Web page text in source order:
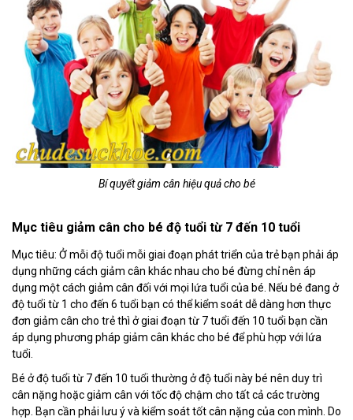
Bí quyết giảm cân hiệu quả cho bé
Mục tiêu giảm cân cho bé độ tuổi từ 7 đến 10 tuổi
Mục tiêu: Ở mỗi độ tuổi mỗi giai đoạn phát triển của trẻ bạn phải áp
dụng những cách giảm cân khác nhau cho bé đừng chỉ nên áp
dụng một cách giảm cân đối với mọi lứa tuổi của bé. Nếu bé đang ở
độ tuổi từ 1 cho đến 6 tuổi bạn có thể kiểm soát dễ dàng hơn thực
đơn giảm cân cho trẻ thì ở giai đoạn từ 7 tuổi đến 10 tuổi bạn cần
áp dụng phương pháp giảm cân khác cho bé để phù hợp với lứa
tuổi.
Bé ở độ tuổi từ 7 đến 10 tuổi thường ở độ tuổi này bé nên duy trì
cân nặng hoặc giảm cân với tốc độ chậm cho tất cả các trường
hợp. Bạn cần phải lưu ý và kiểm soát tốt cân nặng của con mình. Do